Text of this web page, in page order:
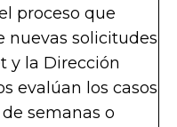
proceso que
nuevas solicitudes
y la Dirección
evalúan los casos
semanas o